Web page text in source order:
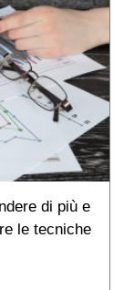
di più e
le tecniche